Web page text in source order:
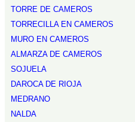
TORRE DE CAMEROS
TORRECILLA EN CAMEROS
MURO EN CAMEROS
ALMARZA DE CAMEROS
SOJUELA
DAROCA DE RIOJA
MEDRANO
NALDA